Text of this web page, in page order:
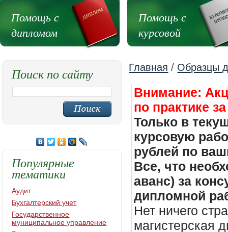
Помощь с
дипломом
Помощь с
курсовой
Главная / Образцы
Внимание:
по практике
Только в
курсовую
рублей по
Все, что
аванс) за
дипломной
Нет ничего
магистерская
Поиск по сайту
Популярные
тематики
Аудит
Бухгалтерский учет
Государственное
муниципальное управление